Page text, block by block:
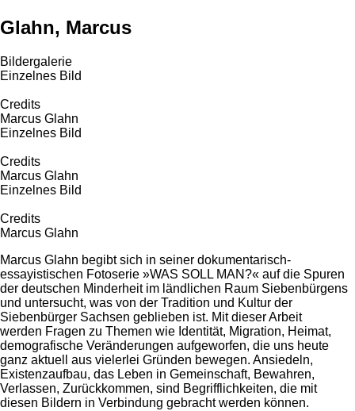
Glahn, Marcus
Bildergalerie
Einzelnes Bild
Credits
Marcus Glahn
Einzelnes Bild
Credits
Marcus Glahn
Einzelnes Bild
Credits
Marcus Glahn
Marcus Glahn begibt sich in seiner dokumentarisch-
essayistischen Fotoserie »WAS SOLL MAN?« auf die Spuren
der deutschen Minderheit im ländlichen Raum Siebenbürgens
und untersucht, was von der Tradition und Kultur der
Siebenbürger Sachsen geblieben ist. Mit dieser Arbeit
werden Fragen zu Themen wie Identität, Migration, Heimat,
demografische Veränderungen aufgeworfen, die uns heute
ganz aktuell aus vielerlei Gründen bewegen. Ansiedeln,
Existenzaufbau, das Leben in Gemeinschaft, Bewahren,
Verlassen, Zurückkommen, sind Begrifflichkeiten, die mit
diesen Bildern in Verbindung gebracht werden können.